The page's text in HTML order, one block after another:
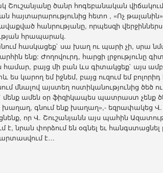
Շուշանյանը ծանր հոգեբանական
հայտարարությունից հետո , «Ոչ
հանրությանը, որպեսզի
հրապարակ.
հասկացեք` սա խաղ ու պարի չի, սրա
ենք: Ժողովուրդ, հարցի
համար, բայց մի բան ևս գիտակցեք` այս
ես կարող եմ իջնեմ, բայց ուզում եմ
մնալով այստեղ ոստիկանությունից ծեծ
մենք ամեն օր ֆիզիկապես պատրաստ չենք
խաղաղ, գնում ենք խաղաղ»,- եզրափակեց Վ.
որ Վ. Շուշանյանն այս պահին
է, նրան փորձում են օգնել եւ
է…